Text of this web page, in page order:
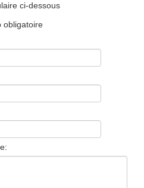
ci-dessous
obligatoire